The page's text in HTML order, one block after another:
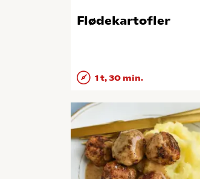
Flødekartofler
1 t, 30 min.